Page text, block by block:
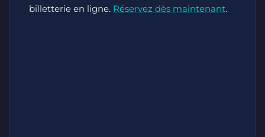
billetterie en ligne. Réservez dès maintenant.